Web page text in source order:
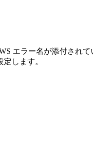
エラー名が添付され
します。